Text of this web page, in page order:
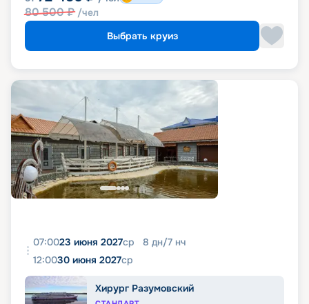
80 500₽ /чел
Выбрать круиз
07:0023 июня 2027ср 8 дн/7 нч
12:0030 июня 2027ср
Хирург Разумовский